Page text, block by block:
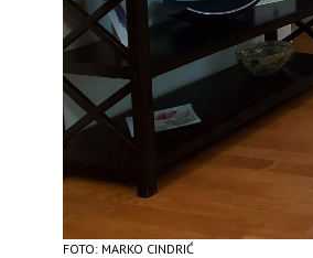
FOTO: MARKO CINDRIĆ